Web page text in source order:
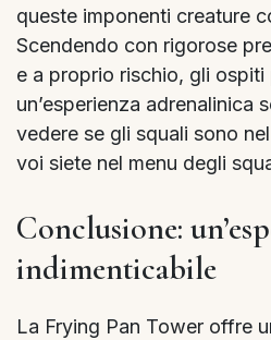
queste imponenti creature
Scendendo con rigorose
e a proprio rischio, gli ospiti
un’esperienza adrenalinica
vedere se gli squali sono
voi siete nel menu degli
Conclusione:
indimenticabile
La Frying Pan Tower offre